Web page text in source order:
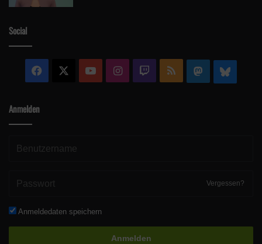
Social
Facebook YouTubeInstagram
Twitch RSS Mastodon
Anmelden
Vergessen?
Anmeldedaten speichern
Anmelden